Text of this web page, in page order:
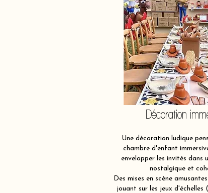
Décoration
Une décoration ludique
chambre d'enfant
envelopper les invités dans
nostalgique et
Des mises en scène
jouant sur les jeux d'échelles